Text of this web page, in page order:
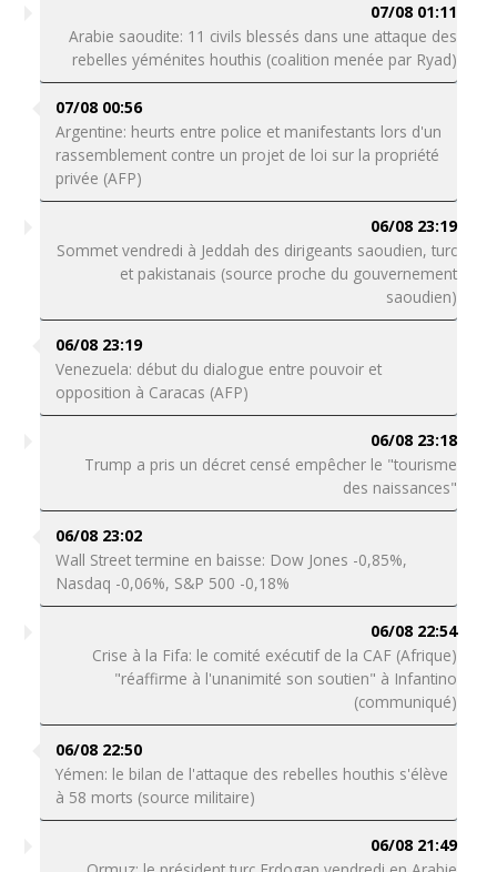
07/08 01:11
Arabie saoudite: 11 civils blessés dans une attaque des
rebelles yéménites houthis (coalition menée par Ryad)
07/08 00:56
Argentine: heurts entre police et manifestants lors d'un
rassemblement contre un projet de loi sur la propriété
privée (AFP)
06/08 23:19
Sommet vendredi à Jeddah des dirigeants saoudien, turc
et pakistanais (source proche du gouvernement
saoudien)
06/08 23:19
Venezuela: début du dialogue entre pouvoir et
opposition à Caracas (AFP)
06/08 23:18
Trump a pris un décret censé empêcher le "tourisme
des naissances"
06/08 23:02
Wall Street termine en baisse: Dow Jones -0,85%,
Nasdaq -0,06%, S&P 500 -0,18%
06/08 22:54
Crise à la Fifa: le comité exécutif de la CAF (Afrique)
"réaffirme à l'unanimité son soutien" à Infantino
(communiqué)
06/08 22:50
Yémen: le bilan de l'attaque des rebelles houthis s'élève
à 58 morts (source militaire)
06/08 21:49